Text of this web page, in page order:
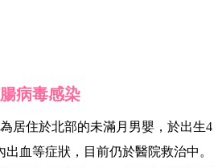
病毒感染
居住於北部的未滿月男嬰，於出生4
血等症狀，目前仍於醫院救治中。